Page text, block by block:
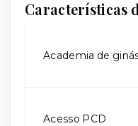
Características
Academia de
Acesso PCD